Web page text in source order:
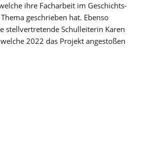
ihre Facharbeit im Geschichts-
geschrieben hat. Ebenso
stellvertretende Schulleiterin Karen
2022 das Projekt angestoßen